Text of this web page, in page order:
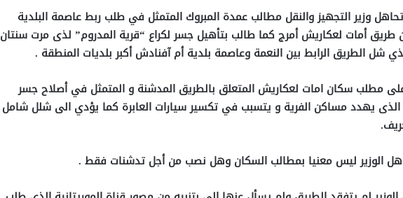
وزير التجهيز والنقل مطالب عمدة المبروك المتمثل في طلب ربط عاصمة البلدية
طريق أمات لعكاريش أمرج كما طالب بتأهيل جسر لكراع “قرية المدروم” لذى مرت سنتان
شل الطريق الرابط بين النعمة وعاصمة بلدية أم آفنادش أكبر بلديات المنطقة .
على مطلب سكان امات لعكاريش المتعلق بالطريق المدشنة و المتمثل في أصلاح جسر
الذى يهدد مساكن الفرية و يتسبب في تكسير سيارات العابرة كما يؤدي الى شلل شامل
هل الوزير ليس معنيا بمطالب السكان وهل نصب من أجل تدشنات فقط .